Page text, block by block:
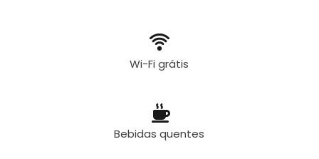
Wi-Fi grátis
Bebidas quentes